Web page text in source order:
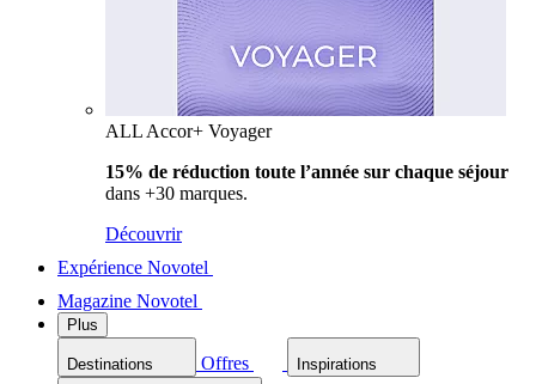
ALL Accor+ Voyager
15% de réduction toute l’année sur chaque séjour
dans +30 marques.
Découvrir
Expérience Novotel
Magazine Novotel
Plus
Destinations Offres Inspirations